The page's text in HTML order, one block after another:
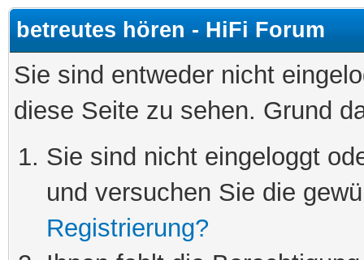
betreutes hören - HiFi Forum
Sie sind entweder nicht
diese Seite zu sehen. Grund
Sie sind nicht eingeloggt
und versuchen Sie die
Registrierung?